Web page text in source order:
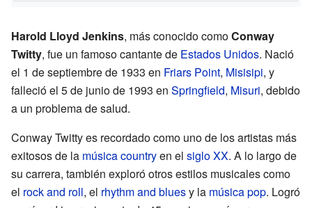
Harold Lloyd Jenkins, más conocido comoConway
Twitty, fue un famoso cantante de Estados Unidos. Nació
el 1 de septiembre de 1933 en Friars Point, Misisipi, y
falleció el 5 de junio de 1993 en Springfield, Misuri, debido
a un problema de salud.
Conway Twitty es recordado como uno de los artistas más
exitosos de la música countryen el siglo XX. A lo largo de
su carrera, también exploró otros estilos musicales como
el rock and roll, el rhythm and bluesy la música pop. Logró